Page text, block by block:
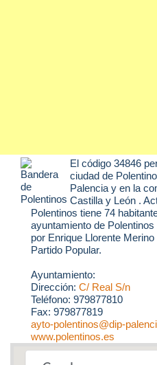
El código 34846
ciudad de
Palencia y en la
Castilla y León .
Polentinos tiene 74
ayuntamiento de
por Enrique Llorente Merino
Partido Popular.
Ayuntamiento:
Dirección: C/ Real S/n
Teléfono: 979877810
Fax: 979877819
ayto-polentinos@dip-
www.polentinos.es